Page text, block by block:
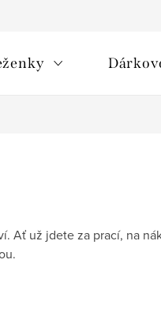
Ať už jdete za prací, na